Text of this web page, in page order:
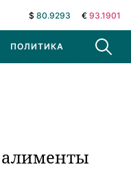
$ 80.9293 € 93.1901
ПОЛИТИКА В МИРЕ